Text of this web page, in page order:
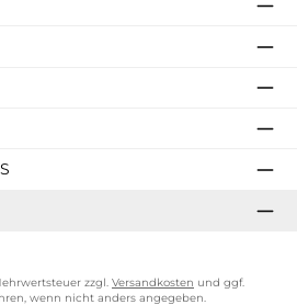
zzgl. Versandkosten und ggf.
wenn nicht anders angegeben.